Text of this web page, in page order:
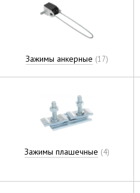
Зажимы анкерные (17)
Зажимы плашечные (4)